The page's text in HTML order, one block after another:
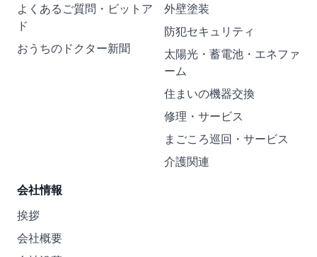
よくあるご質問・ビットア
ド
おうちのドクター新聞
外壁塗装
防犯セキュリティ
太陽光・蓄電池・エネファ
ーム
住まいの機器交換
修理・サービス
まごころ巡回・サービス
介護関連
会社情報
挨拶
会社概要